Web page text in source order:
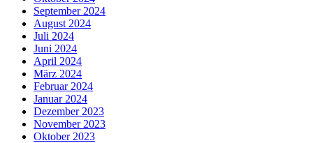
September 2024
August 2024
Juli 2024
Juni 2024
April 2024
März 2024
Februar 2024
Januar 2024
Dezember 2023
November 2023
Oktober 2023